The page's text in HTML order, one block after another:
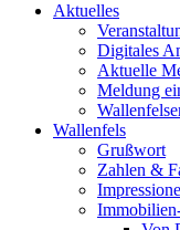
Aktuelles
Digitales
Aktuelle
Meldung
Wallenfels
Grußwort
Zahlen &